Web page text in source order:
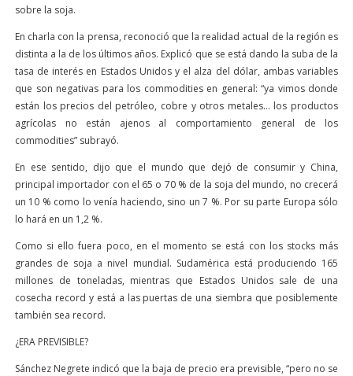
sobre la soja.
En charla con la prensa, reconoció que la realidad actual de la región es
distinta a la de los últimos años. Explicó que se está dando la suba de la
tasa de interés en Estados Unidos y el alza del dólar, ambas variables
que son negativas para los commodities en general: “ya vimos donde
están los precios del petróleo, cobre y otros metales… los productos
agrícolas no están ajenos al comportamiento general de los
commodities” subrayó.
En ese sentido, dijo que el mundo que dejó de consumir y China,
principal importador con el 65 o 70 % de la soja del mundo, no crecerá
un 10 % como lo venía haciendo, sino un 7 %. Por su parte Europa sólo
lo hará en un 1,2 %.
Como si ello fuera poco, en el momento se está con los stocks más
grandes de soja a nivel mundial. Sudamérica está produciendo 165
millones de toneladas, mientras que Estados Unidos sale de una
cosecha record y está a las puertas de una siembra que posiblemente
también sea record.
¿ERA PREVISIBLE?
Sánchez Negrete indicó que la baja de precio era previsible, “pero no se